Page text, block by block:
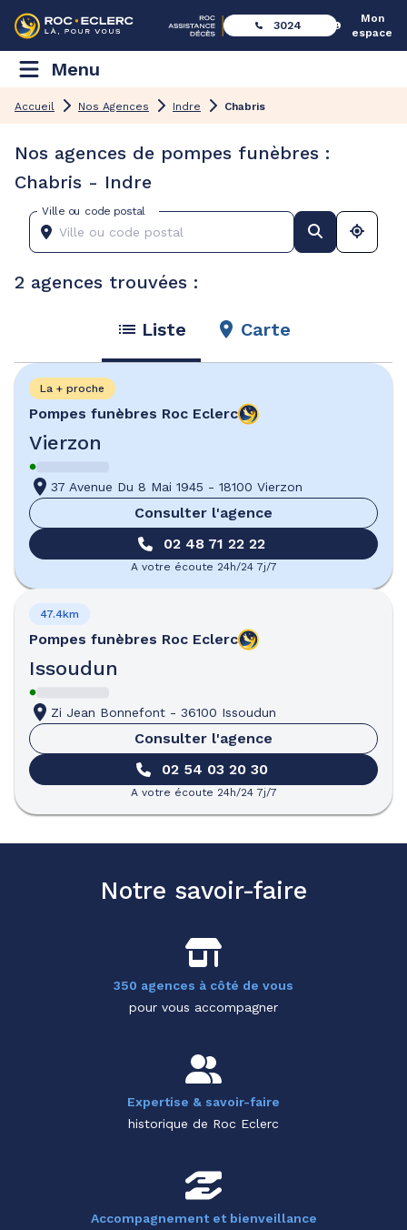
3024
Mon
espace
Menu
Accueil Nos Agences Indre Chabris
Nos agences de pompes funèbres :
Chabris - Indre
Ville ou code postal
2 agences trouvées :
Liste Carte
Pompes funèbres Roc Eclerc
Vierzon
La + proche
37 Avenue Du 8 Mai 1945 - 18100 Vierzon
Consulter l'agence
02 48 71 22 22
A votre écoute 24h/24 7j/7
Pompes funèbres Roc Eclerc
Issoudun
47.4km
Zi Jean Bonnefont - 36100 Issoudun
Consulter l'agence
02 54 03 20 30
A votre écoute 24h/24 7j/7
Notre savoir-faire
350 agences à côté de vous
pour vous accompagner
Expertise & savoir-faire
historique de Roc Eclerc
Accompagnement et bienveillance